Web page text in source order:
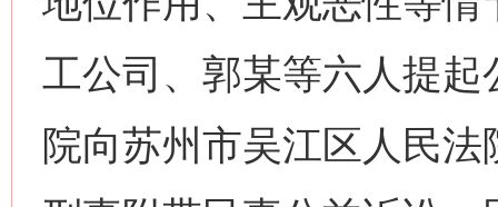
工公司、郭某等六人提
院向苏州市吴江区人民